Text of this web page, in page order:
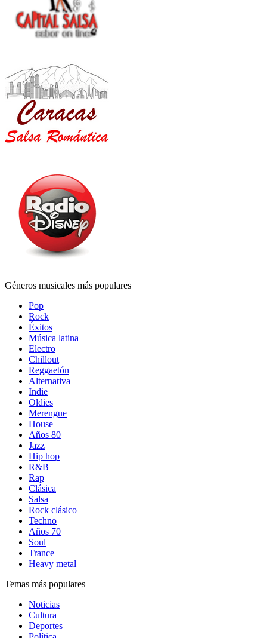
Géneros musicales más populares
Pop
Rock
Éxitos
Música latina
Electro
Chillout
Reggaetón
Alternativa
Indie
Oldies
Merengue
House
Años 80
Jazz
Hip hop
R&B
Rap
Clásica
Salsa
Rock clásico
Techno
Años 70
Soul
Trance
Heavy metal
Temas más populares
Noticias
Cultura
Deportes